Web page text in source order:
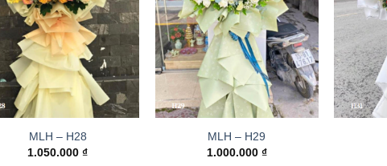
MLH – H28
1.050.000₫
MLH – H29
1.000.000 ₫